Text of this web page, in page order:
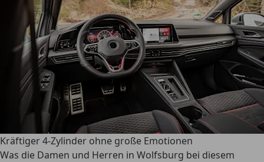
Kräftiger 4-Zylinder ohne große Emotionen
Was die Damen und Herren in Wolfsburg bei diesem